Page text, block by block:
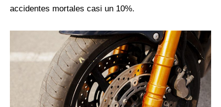
accidentes mortales casi un 10%.